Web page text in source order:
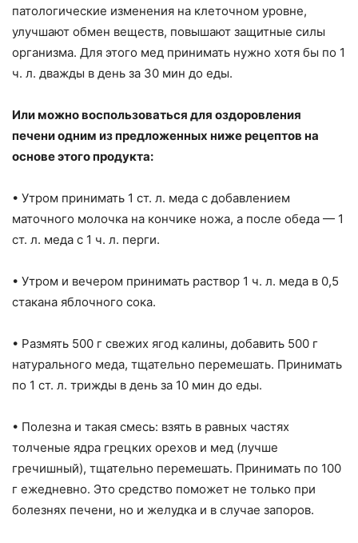
патологические изменения на клеточном уровне,
улучшают обмен веществ, повышают защитные силы
организма. Для этого мед принимать нужно хотя бы по 1
ч. л. дважды в день за 30 мин до еды.
Или можно воспользоваться для оздоровления
печени одним из предложенных ниже рецептов на
основе этого продукта:
• Утром принимать 1 ст. л. меда с добавлением
маточного молочка на кончике ножа, а после обеда — 1
ст. л. меда с 1 ч. л. перги.
• Утром и вечером принимать раствор 1 ч. л. меда в 0,5
стакана яблочного сока.
• Размять 500 г свежих ягод калины, добавить 500 г
натурального меда, тщательно перемешать. Принимать
по 1 ст. л. трижды в день за 10 мин до еды.
• Полезна и такая смесь: взять в равных частях
толченые ядра грецких орехов и мед (лучше
гречишный), тщательно перемешать. Принимать по 100
г ежедневно. Это средство поможет не только при
болезнях печени, но и желудка и в случае запоров.